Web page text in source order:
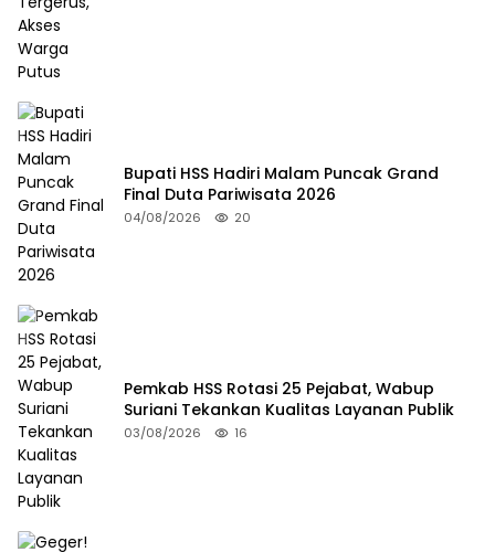
Bupati HSS Hadiri Malam Puncak Grand
Final Duta Pariwisata 2026
04/08/2026 20
Pemkab HSS Rotasi 25 Pejabat, Wabup
Suriani Tekankan Kualitas Layanan Publik
03/08/2026 16